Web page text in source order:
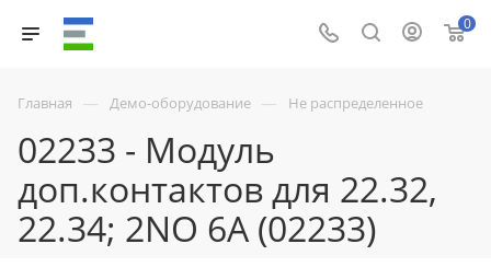
0
Главная — Демо-оборудование — Не распределенное
02233 - Модуль
доп.контактов для 22.32,
22.34; 2NO 6А (02233)